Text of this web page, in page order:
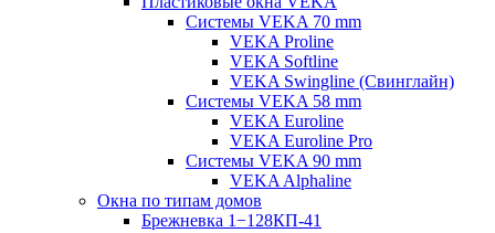
Cистемы VEKA 70 mm
VEKA Proline
VEKA Softline
VEKA Swingline (Свинглайн)
Системы VEKA 58 mm
VEKA Euroline
VEKA Euroline Pro
Системы VEKA 90 mm
VEKA Alphaline
Окна по типам домов
Брежневка 1−128КП-41